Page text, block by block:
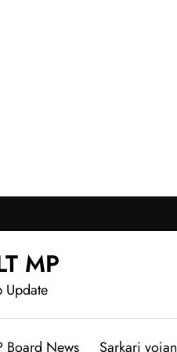
MP
Update
Board News Sarkari